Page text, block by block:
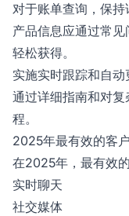
对于账单查询，保持
产品信息应通过常
轻松获得。
实施实时跟踪和自动
通过详细指南和对
程。
2025年最有效的客
在2025年，最有效
实时聊天
社交媒体